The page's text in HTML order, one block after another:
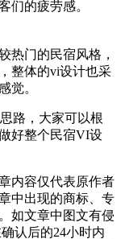
们的疲劳感。
热门的民宿风格，
整体的vi设计也采
觉。
路，大家可以根
好整个民宿VI设
内容仅代表原作者
中出现的商标、专
如文章中图文有侵
认后的24小时内